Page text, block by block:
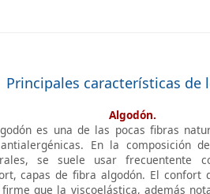
Principales características
Algodón.
es una de las pocas fibras
En la composición
se suele usar frecuentente
capas de fibra algodón. El confort
firme que la viscoelástica, además